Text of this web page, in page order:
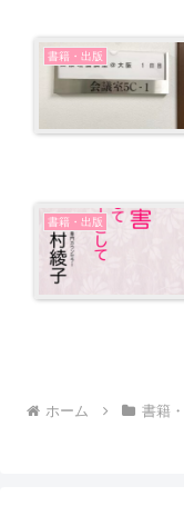
書籍・出版
書籍・出版
ホーム 書籍